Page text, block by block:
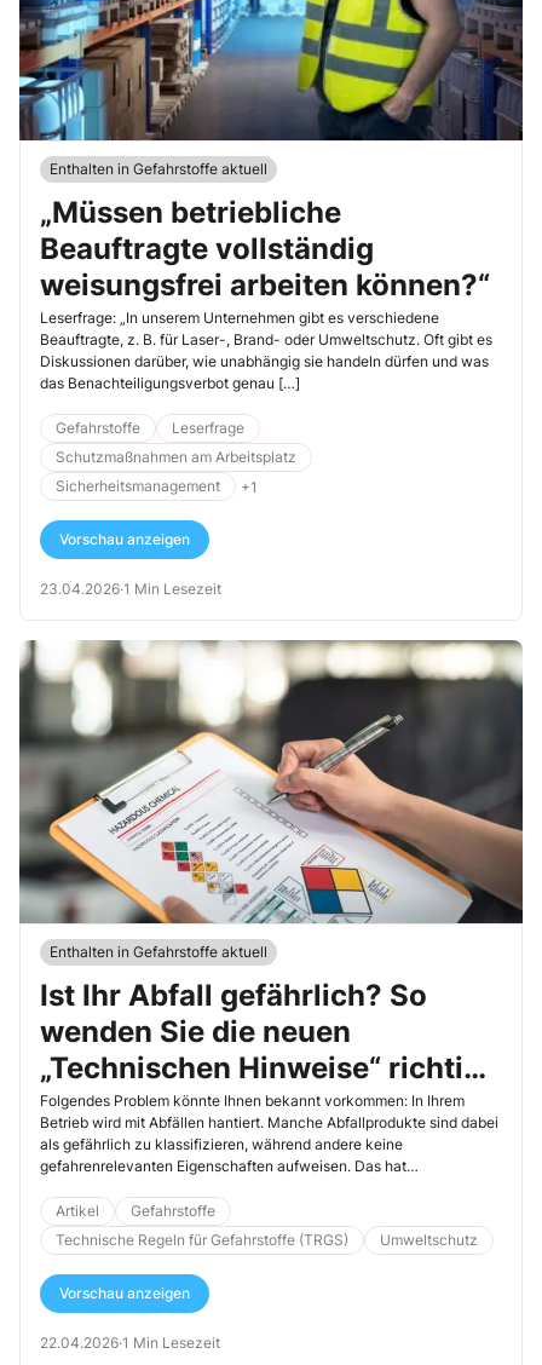
Enthalten in Gefahrstoffe aktuell
„Müssen betriebliche
Beauftragte vollständig
weisungsfrei arbeiten können?“
Leserfrage: „In unserem Unternehmen gibt es verschiedene
Beauftragte, z. B. für Laser-, Brand- oder Umweltschutz. Oft gibt es
Diskussionen darüber, wie unabhängig sie handeln dürfen und was
das Benachteiligungsverbot genau […]
Gefahrstoffe
Leserfrage
Schutzmaßnahmen am Arbeitsplatz
Sicherheitsmanagement
+1
Vorschau anzeigen
23.04.2026·1 Min Lesezeit
Enthalten in Gefahrstoffe aktuell
Ist Ihr Abfall gefährlich? So
wenden Sie die neuen
„Technischen Hinweise“ richtig
an
Folgendes Problem könnte Ihnen bekannt vorkommen: In Ihrem
Betrieb wird mit Abfällen hantiert. Manche Abfallprodukte sind dabei
als gefährlich zu klassifizieren, während andere keine
gefahrenrelevanten Eigenschaften aufweisen. Das hat
ansteckungsgefährliche Krankenhausabfälle nicht mit der
herkömmlichen Müllabfuhr befördert. Ob Abfälle aus
gefahrenrelevanten Zusammensetzungen bestehen, ist in der Praxis
oft schwer zu ermitteln. Denn bei den Abfallprodukten handelt es
sich nicht selten um Gemische unterschiedlicher, teils unbekannter
Stoffe. Die „Technischen Hinweise zur Einstufung von Abfällen nach
ihrer Gefährlichkeit“ zeigen daher Verfahren auf, um solche Abfälle
Artikel
Gefahrstoffe
Technische Regeln für Gefahrstoffe (TRGS)
Umweltschutz
Vorschau anzeigen
22.04.2026·1 Min Lesezeit